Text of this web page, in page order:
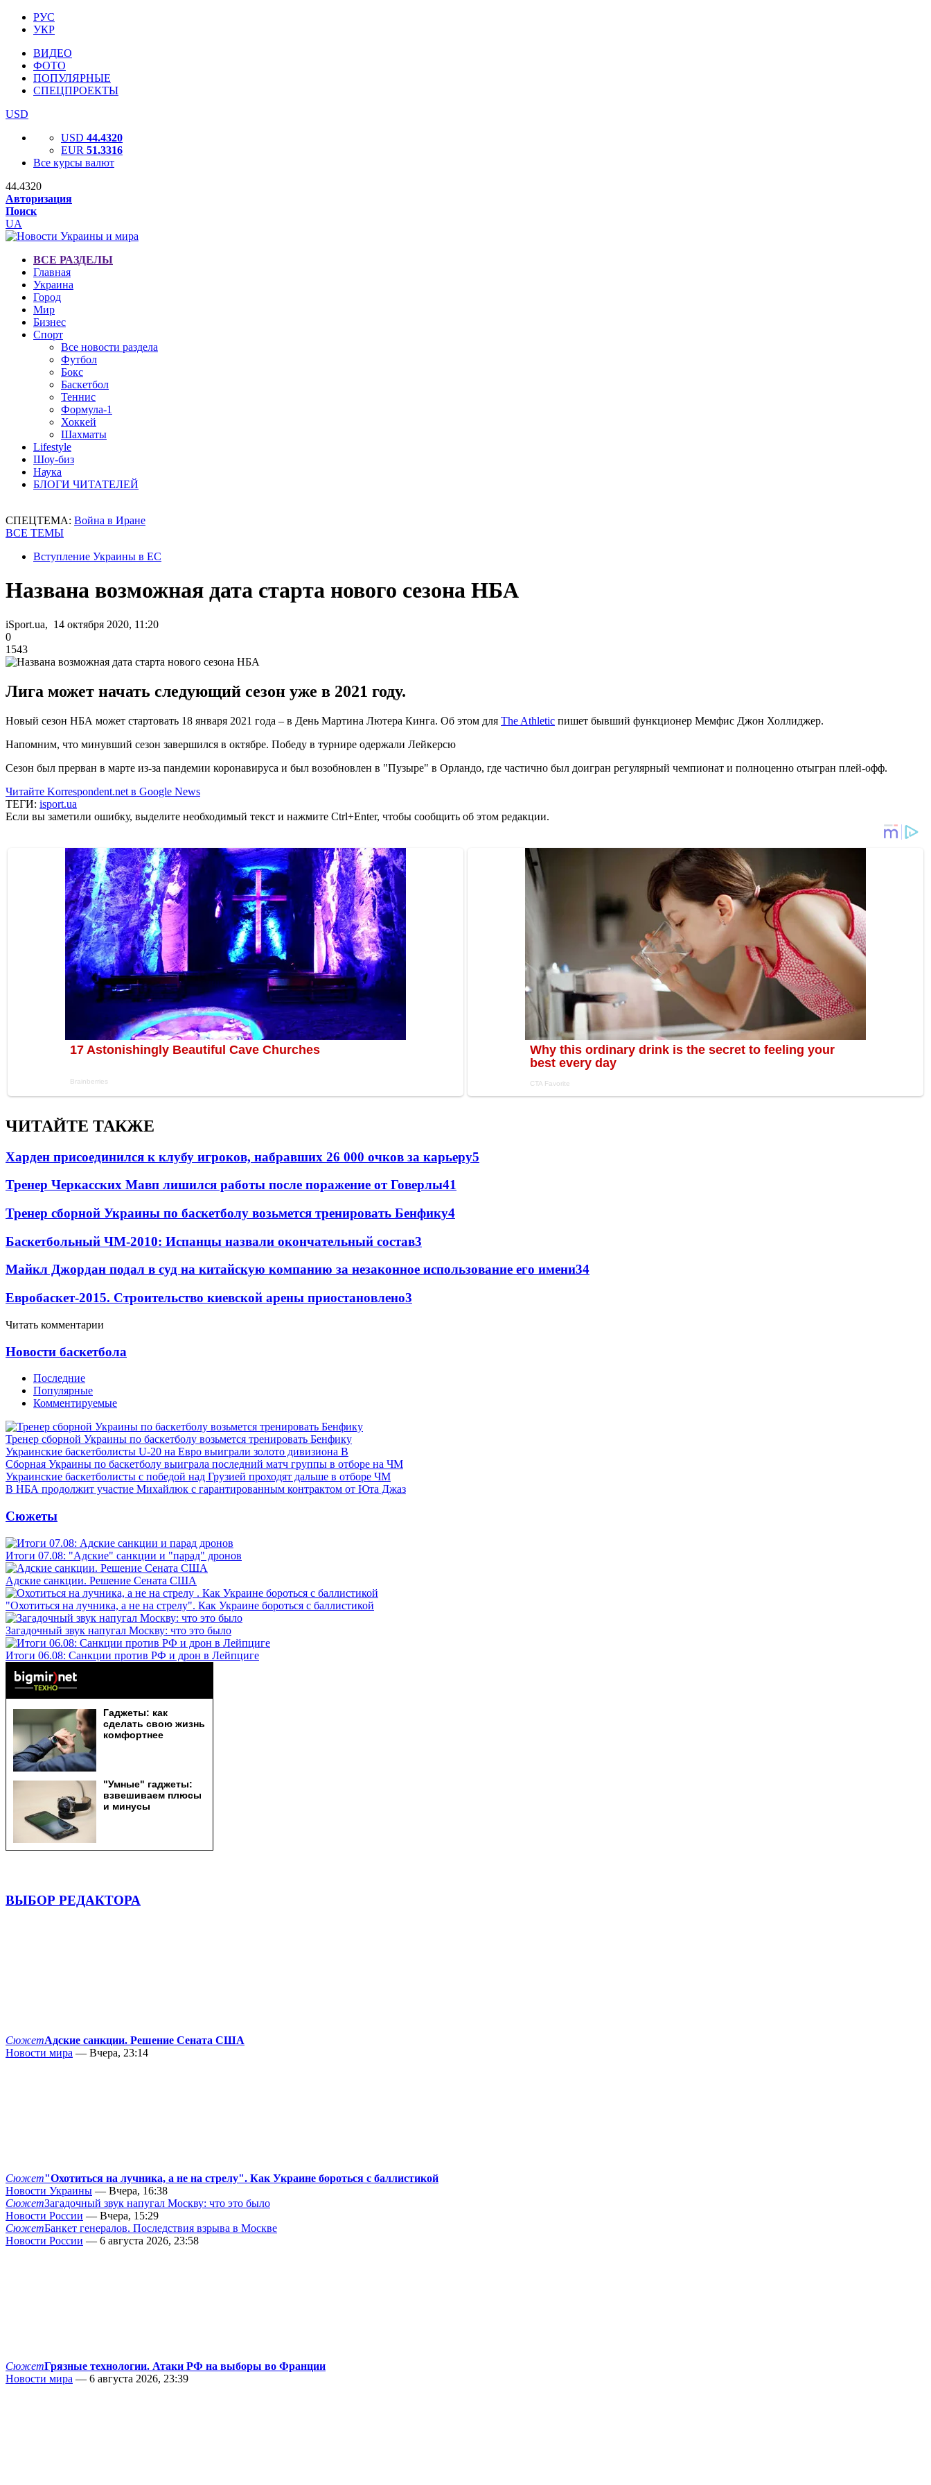
РУС
УКР
ВИДЕО
ФОТО
ПОПУЛЯРНЫЕ
СПЕЦПРОЕКТЫ
USD
USD 44.4320
EUR 51.3316
Все курсы валют
44.4320
Авторизация
Поиск
UA
ВСЕ РАЗДЕЛЫ
Главная
Украина
Город
Мир
Бизнес
Спорт
Все новости раздела
Футбол
Бокс
Баскетбол
Теннис
Формула-1
Хоккей
Шахматы
Lifestyle
Шоу-биз
Наука
БЛОГИ ЧИТАТЕЛЕЙ
СПЕЦТЕМА: Война в Иране
ВСЕ ТЕМЫ
Вступление Украины в ЕС
Названа возможная дата старта нового сезона НБА
iSport.ua, 14 октября 2020, 11:20
0
1543
Лига может начать следующий сезон уже в 2021 году.
Новый сезон НБА может стартовать 18 января 2021 года – в День Мартина Лютера Кинга. Об этом для The Athletic пишет бывший функционер Мемфис Джон Холлиджер.
Напомним, что минувший сезон завершился в октябре. Победу в турнире одержали Лейкерсю
Сезон был прерван в марте из-за пандемии коронавируса и был возобновлен в "Пузыре" в Орландо, где частично был доигран регулярный чемпионат и полноценно отыгран плей-офф.
Читайте Korrespondent.net в Google News
ТЕГИ: isport.ua
Если вы заметили ошибку, выделите необходимый текст и нажмите Ctrl+Enter, чтобы сообщить об этом редакции.
ЧИТАЙТЕ ТАКЖЕ
Харден присоединился к клубу игроков, набравших 26 000 очков за карьеру5
Тренер Черкасских Мавп лишился работы после поражение от Говерлы41
Тренер сборной Украины по баскетболу возьмется тренировать Бенфику4
Баскетбольный ЧМ-2010: Испанцы назвали окончательный состав3
Майкл Джордан подал в суд на китайскую компанию за незаконное использование его имени34
Евробаскет-2015. Строительство киевской арены приостановлено3
Читать комментарии
Новости баскетбола
Последние
Популярные
Комментируемые
Тренер сборной Украины по баскетболу возьмется тренировать Бенфику
Украинские баскетболисты U-20 на Евро выиграли золото дивизиона В
Сборная Украины по баскетболу выиграла последний матч группы в отборе на ЧМ
Украинские баскетболисты с победой над Грузией проходят дальше в отборе ЧМ
В НБА продолжит участие Михайлюк с гарантированным контрактом от Юта Джаз
Сюжеты
Итоги 07.08: "Адские" санкции и "парад" дронов
Адские санкции. Решение Сената США
"Охотиться на лучника, а не на стрелу". Как Украине бороться с баллистикой
Загадочный звук напугал Москву: что это было
Итоги 06.08: Санкции против РФ и дрон в Лейпциге
ВЫБОР РЕДАКТОРА
СюжетАдские санкции. Решение Сената США
Новости мира — Вчера, 23:14
Сюжет"Охотиться на лучника, а не на стрелу". Как Украине бороться с баллистикой
Новости Украины — Вчера, 16:38
СюжетЗагадочный звук напугал Москву: что это было
Новости России — Вчера, 15:29
СюжетБанкет генералов. Последствия взрыва в Москве
Новости России — 6 августа 2026, 23:58
СюжетГрязные технологии. Атаки РФ на выборы во Франции
Новости мира — 6 августа 2026, 23:39